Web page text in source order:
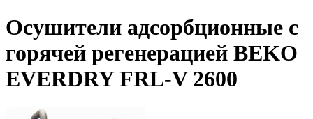
Осушители адсорбционные с
горячей регенерацией BEKO
EVERDRY FRL-V 2600